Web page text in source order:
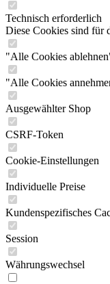
Technisch erforderlich
Diese Cookies sind für
"Alle Cookies
"Alle Cookies
Ausgewählter Shop
CSRF-Token
Cookie-Einstellungen
Individuelle Preise
Kundenspezifisches
Session
Währungswechsel